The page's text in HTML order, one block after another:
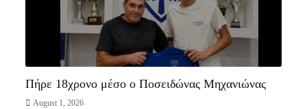
Πήρε 18χρονο μέσο ο Ποσειδώνας Μηχανιώνας
August 1, 2026